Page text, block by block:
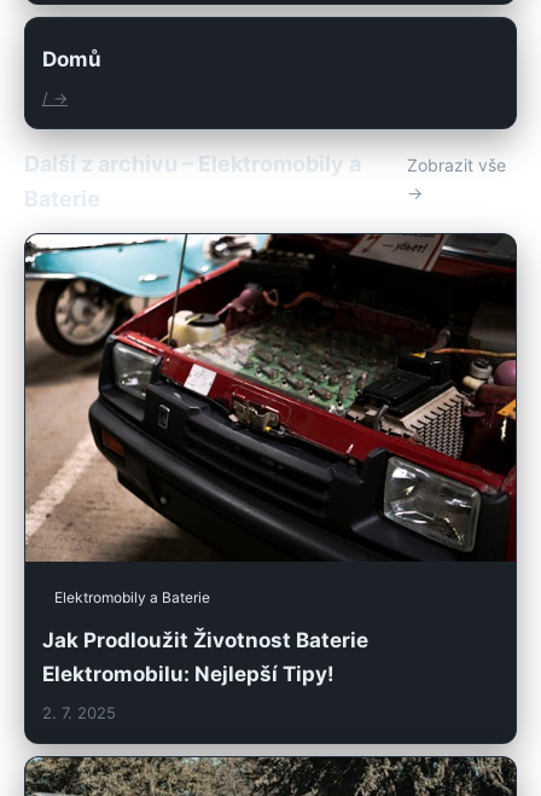
Domů
/ →
Další z archivu – Elektromobily a
Baterie
Zobrazit vše
→
Elektromobily a Baterie
Jak Prodloužit Životnost Baterie
Elektromobilu: Nejlepší Tipy!
2. 7. 2025